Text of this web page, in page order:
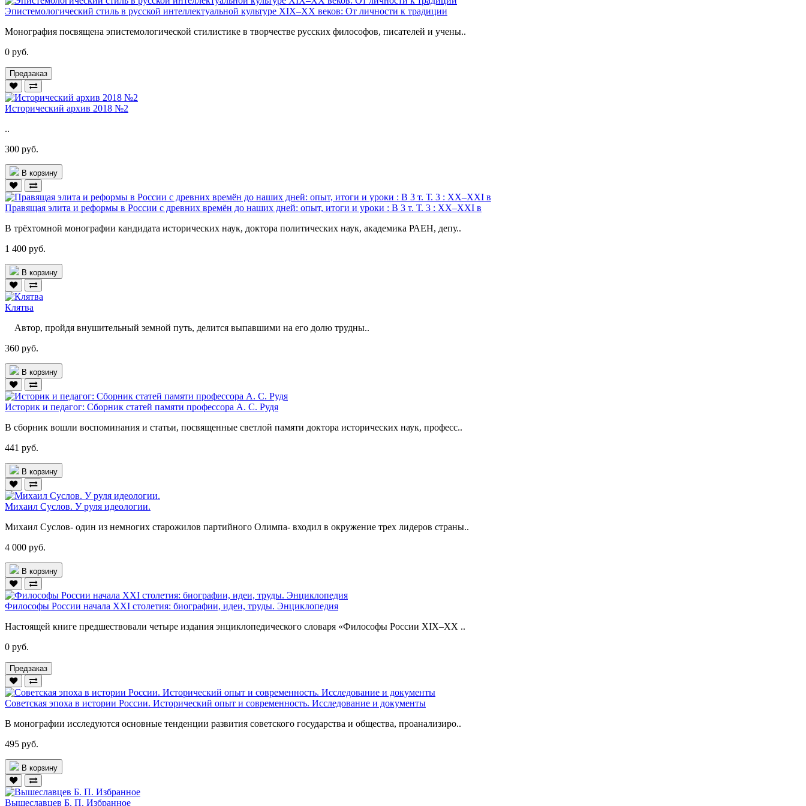
Эпистемологический стиль в русской интеллектуальной культуре XIX–XX веков: От личности к традиции
Монография посвящена эпистемологической стилистике в творчестве русских философов, писателей и учены..
0 руб.
Предзаказ
Исторический архив 2018 №2
..
300 руб.
В корзину
Правящая элита и реформы в России с древних времён до наших дней: опыт, итоги и уроки : В 3 т. Т. 3 : XX–XXI в
В трёхтомной монографии кандидата исторических наук, доктора политических наук, академика РАЕН, депу..
1 400 руб.
В корзину
Клятва
Автор, пройдя внушительный земной путь, делится выпавшими на его долю трудны..
360 руб.
В корзину
Историк и педагог: Сборник статей памяти профессора А. С. Рудя
В сборник вошли воспоминания и статьи, посвященные светлой памяти доктора исторических наук, професс..
441 руб.
В корзину
Михаил Суслов. У руля идеологии.
Михаил Суслов- один из немногих старожилов партийного Олимпа- входил в окружение трех лидеров страны..
4 000 руб.
В корзину
Философы России начала XXI столетия: биографии, идеи, труды. Энциклопедия
Настоящей книге предшествовали четыре издания энциклопедического словаря «Философы России XIX–XX ..
0 руб.
Предзаказ
Советская эпоха в истории России. Исторический опыт и современность. Исследование и документы
В монографии исследуются основные тенденции развития советского государства и общества, проанализиро..
495 руб.
В корзину
Вышеславцев Б. П. Избранное